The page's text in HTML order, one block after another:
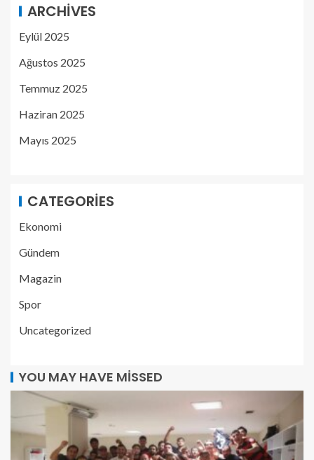
ARCHIVES
Eylül 2025
Ağustos 2025
Temmuz 2025
Haziran 2025
Mayıs 2025
CATEGORIES
Ekonomi
Gündem
Magazin
Spor
Uncategorized
YOU MAY HAVE MISSED